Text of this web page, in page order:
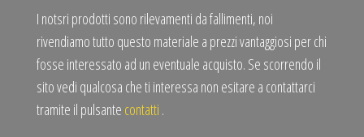
I notsri prodotti sono rilevamenti da fallimenti, noi
rivendiamo tutto questo materiale a prezzi vantaggiosi per chi
fosse interessato ad un eventuale acquisto. Se scorrendo il
sito vedi qualcosa che ti interessa non esitare a contattarci
tramite il pulsante contatti .